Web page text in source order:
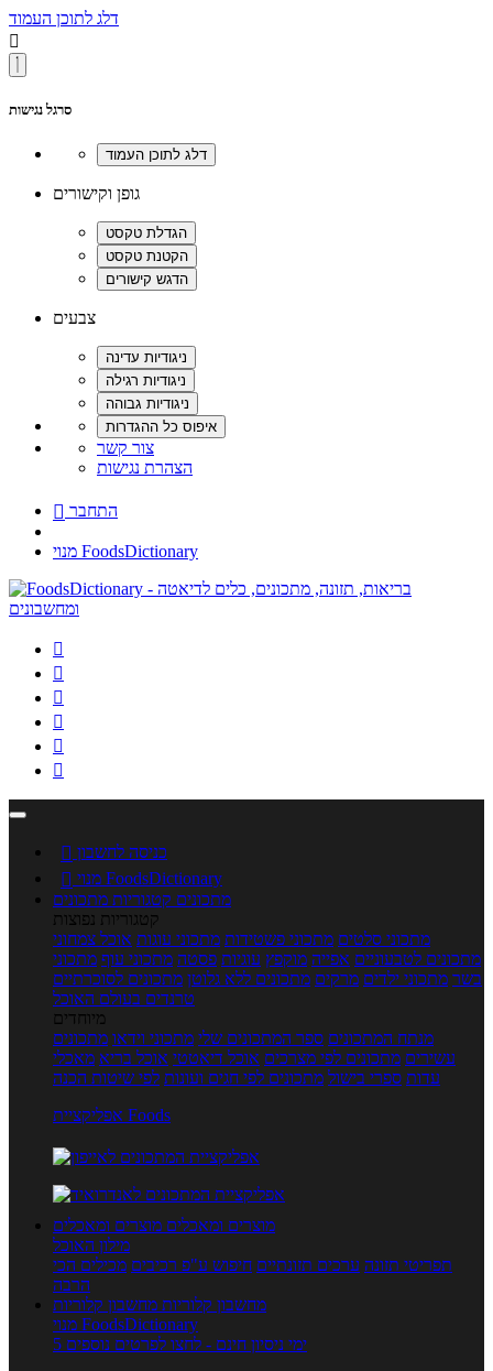
דלג לתוכן העמוד

סרגל נגישות
גופן וקישורים
צבעים
צור קשר
הצהרת נגישות
 התחבר
מנוי FoodsDictionary






 כניסה לחשבון

מנוי FoodsDictionary
מתכונים קטגוריות מתכונים
קטגוריות נפוצות
מתכוני סלטים מתכוני פשטידות מתכוני עוגות אוכל צמחוני
מתכונים לטבעוניים אפייה מוקפץ עוגיות פסטה מתכוני עוף מתכוני
בשר מתכוני ילדים מרקים מתכונים ללא גלוטן מתכונים לסוכרתיים
טרנדים בעולם האוכל
מיוחדים
מנתח המתכונים ספר המתכונים שלי מתכוני וידאו מתכונים
עשירים מתכונים לפי מצרכים אוכל דיאטטי אוכל בריא מאכלי
עדות ספרי בישול מתכונים לפי חגים ועונות לפי שיטות הכנה
אפליקציית Foods
מוצרים ומאכלים מוצרים ומאכלים
מילון האוכל
תפריטי תזונה ערכים תזונתיים חיפוש ע"פ רכיבים מכילים הכי
הרבה
מחשבון קלוריות מחשבון קלוריות
מנוי FoodsDictionary
5 ימי ניסיון חינם - לחצו לפרטים נוספים